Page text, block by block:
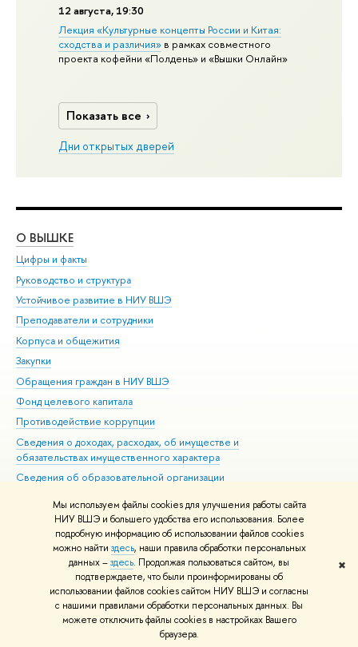
Мы используем файлы cookies для улучшения работы сайта
НИУ ВШЭ и большего удобства его использования. Более
подробную информацию об использовании файлов cookies
можно найти здесь, наши правила обработки персональных
данных –здесь. Продолжая пользоваться сайтом, вы
подтверждаете, что были проинформированы об
использовании файлов cookies сайтом НИУ ВШЭ и согласны
с нашими правилами обработки персональных данных. Вы
можете отключить файлы cookies в настройках Вашего
браузера.
✖
12 августа, 19:30
Лекция «Культурные концепты России и Китая:
сходства и различия» в рамках совместного
проекта кофейни «Полдень» и «Вышки Онлайн»
Показать все
Дни открытых дверей
О ВЫШКЕ
Цифры и факты
Руководство и структура
Устойчивое развитие в НИУ ВШЭ
Преподаватели и сотрудники
Корпуса и общежития
Закупки
Обращения граждан в НИУ ВШЭ
Фонд целевого капитала
Противодействие коррупции
Сведения о доходах, расходах, об имуществе и
обязательствах имущественного характера
Сведения об образовательной организации
Людям с ограниченными возможностями здоровья
Единая платежная страница
Работа в Вышке
© НИУ ВШЭ 1993–2026 Адреса и контакты Условия использования
материалов Политика конфиденциальности Карта сайта
Шрифты HSE Sans и HSE Slab разработаны вШколе дизайна НИУ ВШЭ